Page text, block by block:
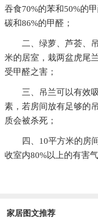
吞食70%的苯和50%的
碳和86%的甲醛；
二、绿萝、芦荟、
米的居室，栽两盆虎尾
受甲醛之害；
三、吊兰可以有效
素，若房间放有足够的
质会被杀死；
四、10平方米的房
收室内80%以上的有害气
家居图文推荐